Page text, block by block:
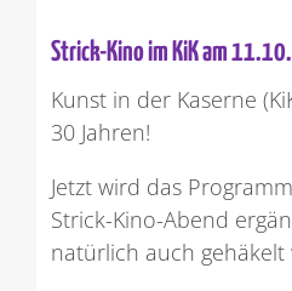
Strick-Kino im KiK am
Kunst in der Kaserne
30 Jahren!
Jetzt wird das
Strick-Kino-Abend
natürlich auch gehäkelt